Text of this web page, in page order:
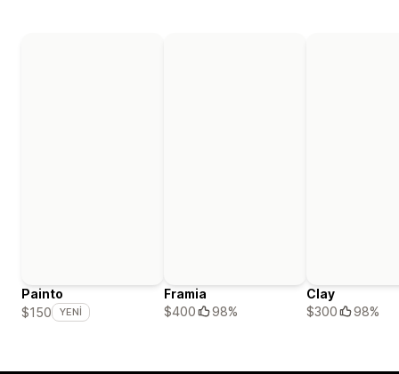
Painto
$150
YENI
Framia
$400
98%
Clay
$300
98%